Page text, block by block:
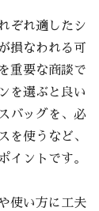
ぞれ適したシ
損なわれる可
重要な商談で
を選ぶと良い
バッグを、必
を使うなど、
イントです。
使い方に工夫